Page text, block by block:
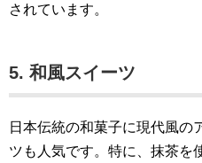
されています。
5. 和風スイーツ
日本伝統の和菓子に現代風の
ツも人気です。特に、抹茶を